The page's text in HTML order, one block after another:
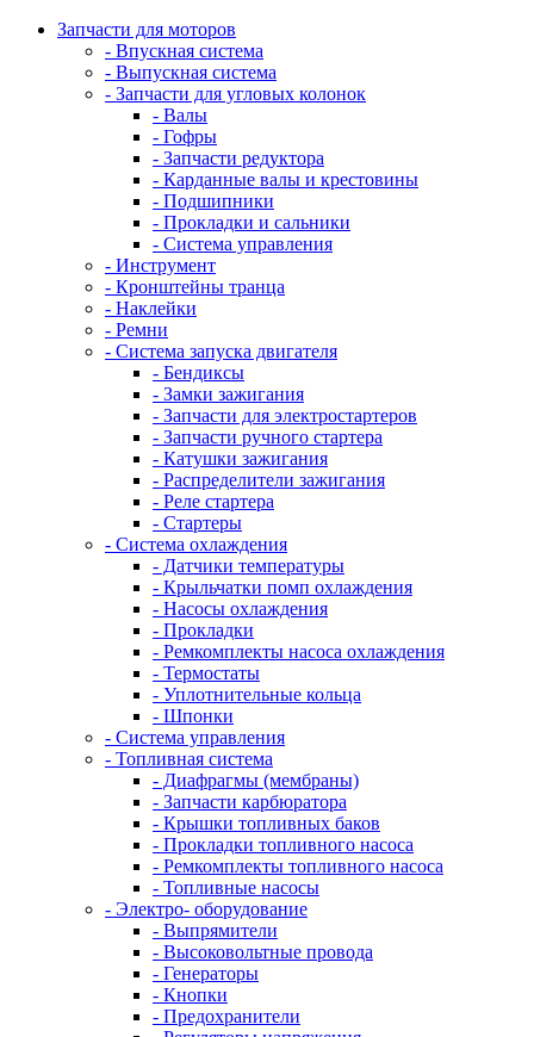
Запчасти для моторов
- Впускная система
- Выпускная система
- Запчасти для угловых колонок
- Валы
- Гофры
- Запчасти редуктора
- Карданные валы и крестовины
- Подшипники
- Прокладки и сальники
- Система управления
- Инструмент
- Кронштейны транца
- Наклейки
- Ремни
- Система запуска двигателя
- Бендиксы
- Замки зажигания
- Запчасти для электростартеров
- Запчасти ручного стартера
- Катушки зажигания
- Распределители зажигания
- Реле стартера
- Стартеры
- Система охлаждения
- Датчики температуры
- Крыльчатки помп охлаждения
- Насосы охлаждения
- Прокладки
- Ремкомплекты насоса охлаждения
- Термостаты
- Уплотнительные кольца
- Шпонки
- Система управления
- Топливная система
- Диафрагмы (мембраны)
- Запчасти карбюратора
- Крышки топливных баков
- Прокладки топливного насоса
- Ремкомплекты топливного насоса
- Топливные насосы
- Электро- оборудование
- Выпрямители
- Высоковольтные провода
- Генераторы
- Кнопки
- Предохранители